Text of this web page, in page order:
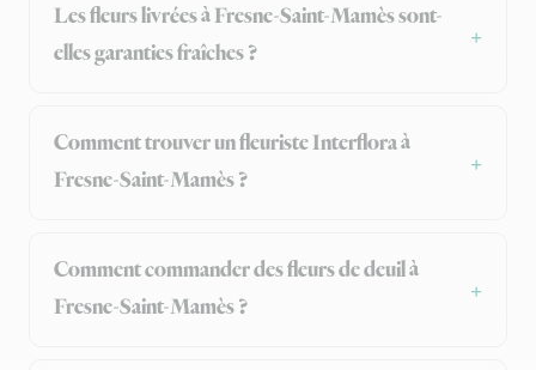
Les fleurs livrées à Fresne-Saint-Mamès sont-
elles garanties fraîches ?
Comment trouver un fleuriste Interflora à
Fresne-Saint-Mamès ?
Comment commander des fleurs de deuil à
Fresne-Saint-Mamès ?